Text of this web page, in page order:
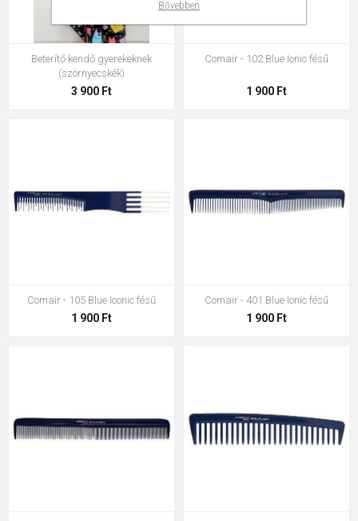
Beterítő kendő gyerekeknek
(szörnyecskék)
3 900 Ft
Comair - 102 Blue Ionic fésű
1 900 Ft
Comair - 105 Blue Iconic fésű
1 900 Ft
Comair - 401 Blue Ionic fésű
1 900 Ft
Bővebben